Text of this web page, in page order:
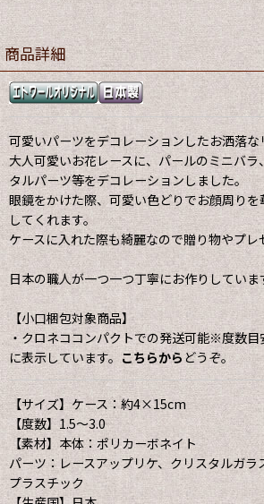
商品詳細
可愛いパーツをデコレーションしたお洒落な
大人可愛いお花レースに、パールのミニバラ
タルパーツ等をデコレーションしました。
眼鏡をかけた際、可愛い色どりでお顔周り
してくれます。
ケースに入れた際も綺麗なので贈り物やプレ
日本の職人が一つ一つ丁寧にお作りしていま
【小口梱包対象商品】
・クロネココンパクトでの発送可能※度数目
に表示しています。 こちらからどうぞ。
【サイズ】ケース：約4×15cm
【度数】1.5〜3.0
【素材】本体：ポリカーボネイト
パーツ：レースアップリケ、クリスタルガラ
プラスチック